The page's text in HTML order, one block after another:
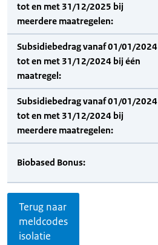
tot en met 31/12/2025 bij
meerdere maatregelen:
Subsidiebedrag vanaf 01/01/2024
tot en met 31/12/2024 bij één
maatregel:
Subsidiebedrag vanaf 01/01/2024
tot en met 31/12/2024 bij
meerdere maatregelen:
Biobased Bonus:
Terug naar
meldcodes
isolatie